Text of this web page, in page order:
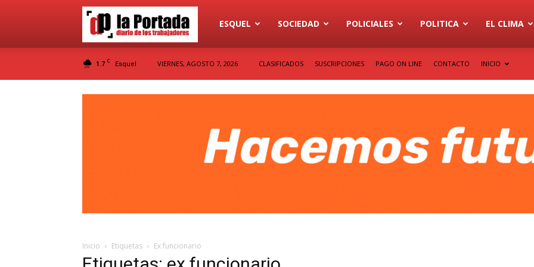
Diario
ESQUEL SOCIEDAD POLICIALES POLITICA EL CLIMA
1.7 C Esquel VIERNES, AGOSTO 7, 2026 CLASIFICADOS SUSCRIPCIONES PAGO ON LINE CONTACTO INICIO
Inicio Etiquetas Ex funcionario